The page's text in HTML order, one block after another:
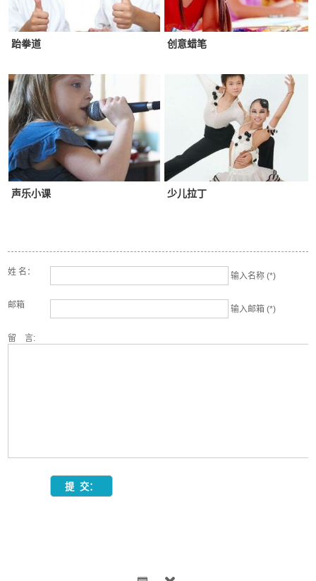
跆拳道 创意蜡笔
声乐小课 少儿拉丁
姓 名： 输入名称 (*)
邮箱 输入邮箱 (*)
留 言: